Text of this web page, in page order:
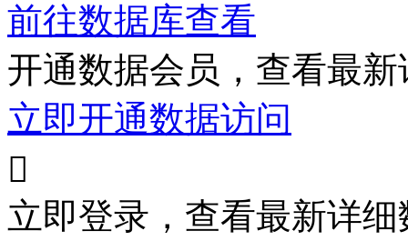
前往数据库查看
开通数据会员，查看最
立即开通数据访问

立即登录，查看最新详细